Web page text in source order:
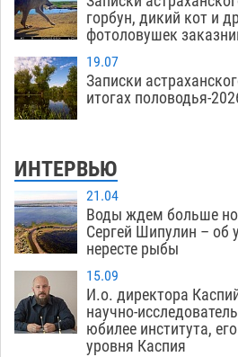
горбун, дикий кот и
фотоловушек
19.07
Записки
итогах половодья-
ИНТЕРВЬЮ
21.04
Воды ждем больше
Сергей Шипулин – об
нересте рыбы
15.09
И.о. директора
научно-
юбилее института,
уровня Каспия